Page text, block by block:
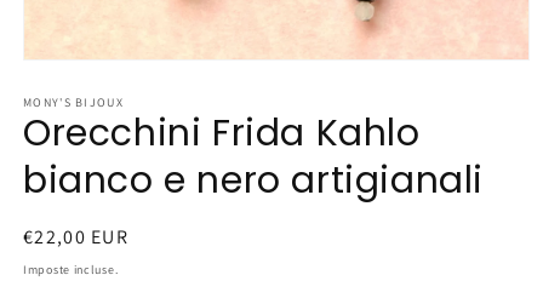
multimediali
1
in
modale
MONY'S BIJOUX
Orecchini Frida Kahlo
bianco e nero artigianali
Prezzo
di
€22,00 EUR
Imposte incluse.